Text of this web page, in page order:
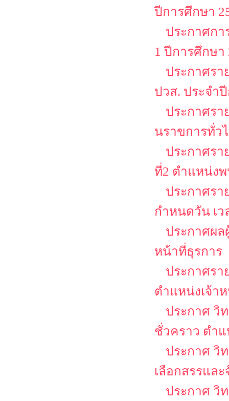
ปีการศึกษา
ประกาศกา
1 ปีการศึกษา
ประกาศร
ปวส. ประจำ
ประกาศรา
นราขการทั่ว
ประกาศรา
ที่2 ตำแหน่ง
ประกาศรา
กำหนดวัน เว
ประกาศผล
หน้าที่ธุรการ
ประกาศรา
ตำแหน่งเจ้า
ประกาศ วิ
ชั่วคราว ตำ
ประกาศ วิ
เลือกสรรแล
ประกาศ วิ